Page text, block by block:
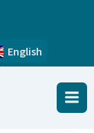
English